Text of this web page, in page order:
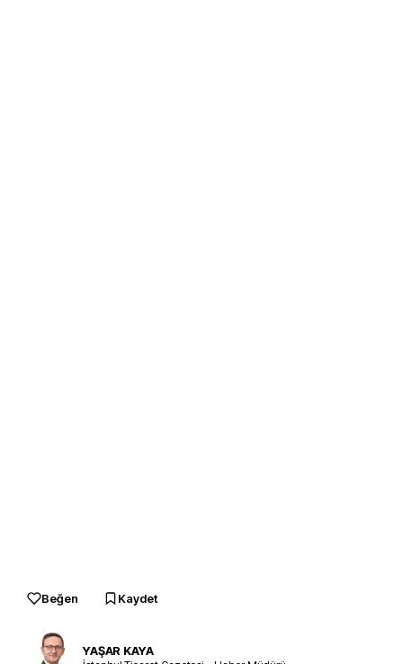
Beğen Kaydet
YAŞAR KAYA